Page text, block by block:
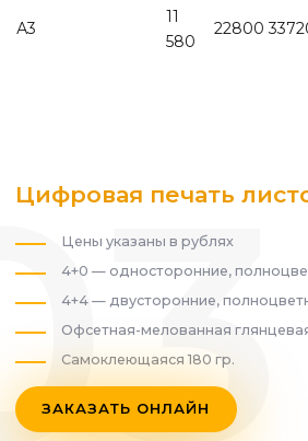
А3
11
580
22800
Цифровая печать
Цены указаны в рублях
4+0 — односторонние,
4+4 — двусторонние,
Офсетная-мелованная
Самоклеющаяся 180 гр.
ЗАКАЗАТЬ ОНЛАЙН